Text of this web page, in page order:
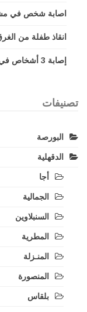
اصابة شخص في
انقاذ طفلة من
إصابة 3 أشخاص في حادث تصادم “توك توك” بدراجة نارية بالدقهلية
تصنيفات
البورصة
الدقهلية
أجا
الجمالية
السنبلاوين
المطرية
المنـزلة
المنصورة
بلقاس